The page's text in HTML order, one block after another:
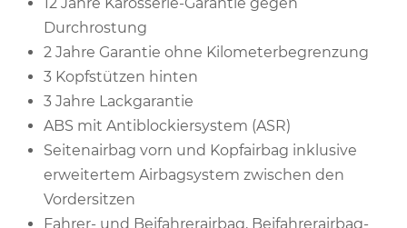
Durchrostung
2 Jahre Garantie ohne Kilometerbegrenzung
3 Kopfstützen hinten
3 Jahre Lackgarantie
ABS mit Antiblockiersystem (ASR)
Seitenairbag vorn und Kopfairbag inklusive
erweitertem Airbagsystem zwischen den
Vordersitzen
Fahrer- und Beifahrerairbag, Beifahrerairbag-